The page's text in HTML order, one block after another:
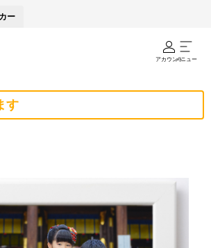
ー
アカウントメニュー
す